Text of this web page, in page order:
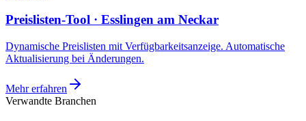
Preislisten-Tool · Esslingen am Neckar
Dynamische Preislisten mit Verfügbarkeitsanzeige. Automatische
Aktualisierung bei Änderungen.
Mehr erfahren
Verwandte Branchen